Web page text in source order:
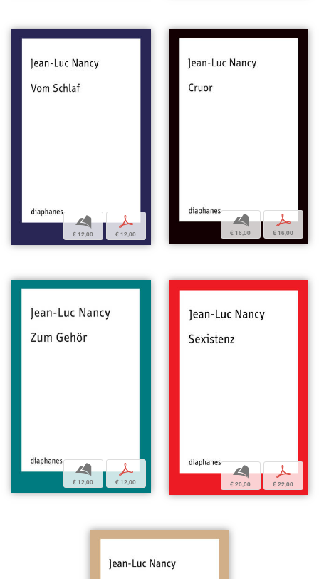
b
€ 12,00
p
€ 12,00
b
€ 16,00
p
€ 16,00
b
€ 12,00
p
€ 12,00
b
€ 20,00
p
€ 22,00